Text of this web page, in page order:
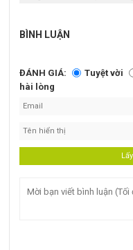
BÌNH LUẬN
ĐÁNH GIÁ: Tuyệt vời
hài lòng